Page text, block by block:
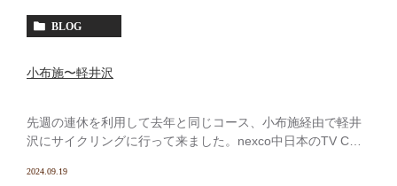
BLOG
小布施〜軽井沢
先週の連休を利用して去年と同じコース、小布施経由で軽井
沢にサイクリングに行って来ました。nexco中日本のTV CM
予定で朝6時に Eさん宅を出発したけど全く渋滞せ […]
2024.09.19